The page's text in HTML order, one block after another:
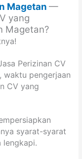
Magetan—
yang
Magetan?
Perizinan CV
waktu pengerjaan
CV yang
syarat-syarat
lengkapi.